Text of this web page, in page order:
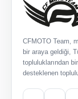
CFMOTO Team,
bir araya geldiği,
topluluklarından
desteklenen